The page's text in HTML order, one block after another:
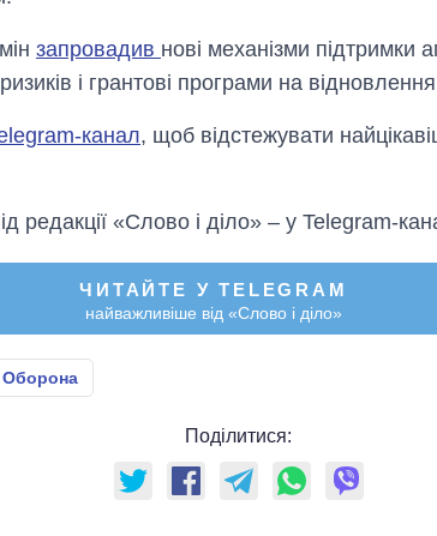
запровадив нові механізми підтримки
і грантові програми на
канал, щоб відстежувати
редакції «Слово і діло» – у Telegram-
ЧИТАЙТЕ У TELEGRAM
найважливіше від «Слово і діло»
Оборона
Поділитися: